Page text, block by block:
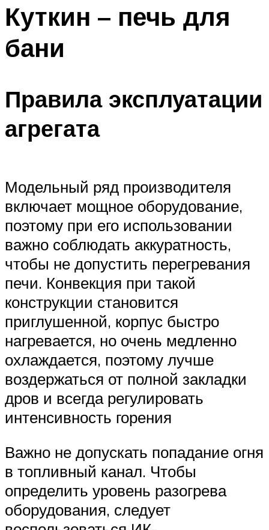
Куткин – печь для
бани
Правила эксплуатации
агрегата
Модельный ряд производителя
включает мощное оборудование,
поэтому при его использовании
важно соблюдать аккуратность,
чтобы не допустить перегревания
печи. Конвекция при такой
конструкции становится
приглушенной, корпус быстро
нагревается, но очень медленно
охлаждается, поэтому лучше
воздержаться от полной закладки
дров и всегда регулировать
интенсивность горения
Важно не допускать попадание огня
в топливный канал. Чтобы
определить уровень разогрева
оборудования, следует